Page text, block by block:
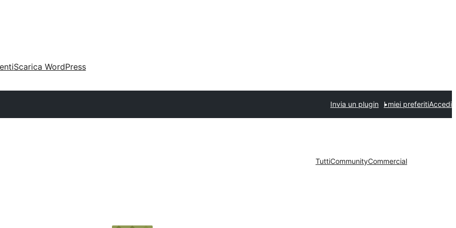
Scarica WordPress
Invia un plugin I miei preferitiAccedi
TuttiCommunityCommercial